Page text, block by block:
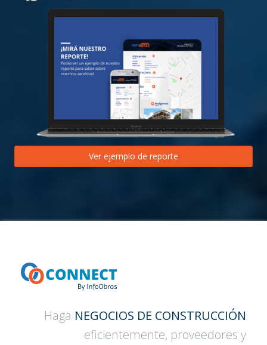
Ver ejemplo de reporte
Haga NEGOCIOS DE CONSTRUCCIÓN
eficientemente, proveedores y